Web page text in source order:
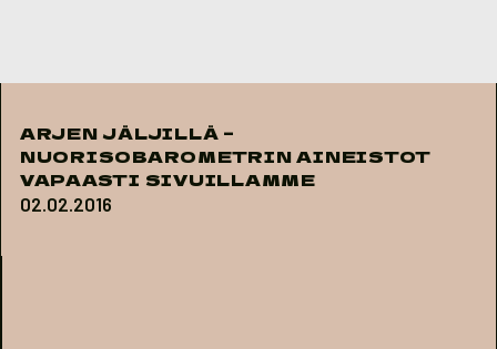
ARJEN JÄLJILLÄ –
NUORISOBAROMETRIN AINEISTOT
VAPAASTI SIVUILLAMME
02.02.2016